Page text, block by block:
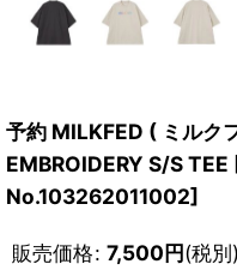
予約 MILKFED ( ミルク
EMBROIDERY S/S TEE
No.103262011002]
販売価格: 7,500円(税別)